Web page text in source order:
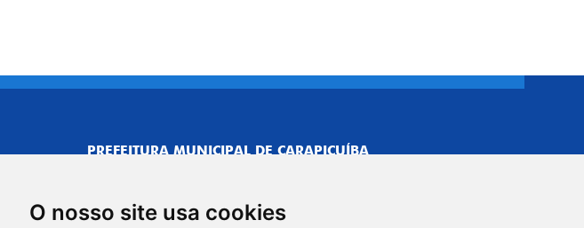
O nosso site usa cookies
PREFEITURA MUNICIPAL DE CARAPICUÍBA
CENTRO ADMINISTRATIVO
R. Joaquim das Neves, 211 - Vila Caldas, Carapicuíba/SP